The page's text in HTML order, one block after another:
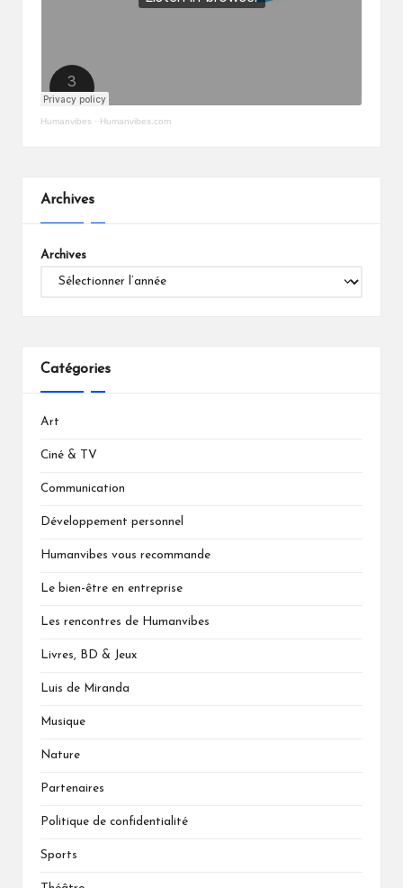
Humanvibes · Humanvibes.com
Archives
Archives
Catégories
Art
Ciné & TV
Communication
Développement personnel
Humanvibes vous recommande
Le bien-être en entreprise
Les rencontres de Humanvibes
Livres, BD & Jeux
Luis de Miranda
Musique
Nature
Partenaires
Politique de confidentialité
Sports